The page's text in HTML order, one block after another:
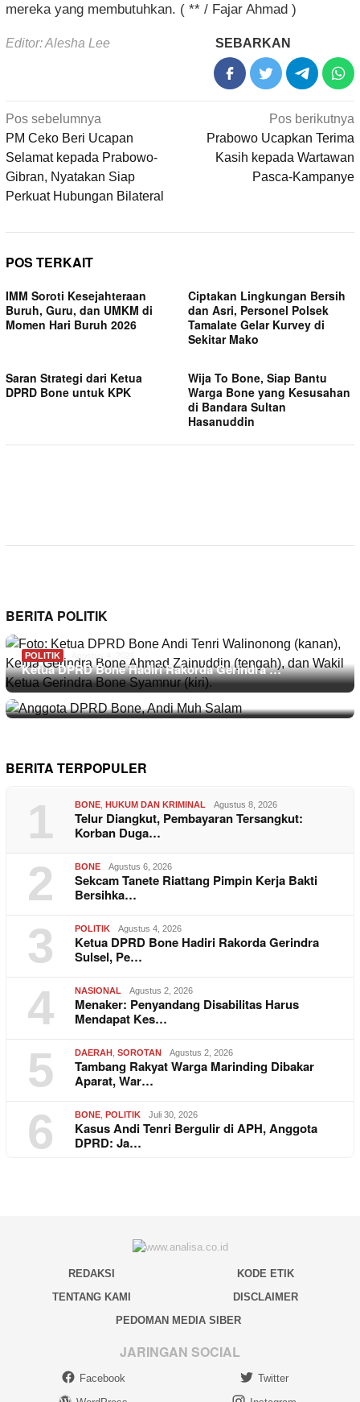
mereka yang membutuhkan. ( ** / Fajar Ahmad )
Editor: Alesha Lee SEBARKAN
Navigasi
pos
Pos sebelumnya
PM Ceko Beri Ucapan
Selamat kepada Prabowo-
Gibran, Nyatakan Siap
Perkuat Hubungan Bilateral
Pos berikutnya
Prabowo Ucapkan Terima
Kasih kepada Wartawan
Pasca-Kampanye
POS TERKAIT
IMM Soroti Kesejahteraan
Buruh, Guru, dan UMKM di
Momen Hari Buruh 2026
Ciptakan Lingkungan Bersih
dan Asri, Personel Polsek
Tamalate Gelar Kurvey di
Sekitar Mako
Saran Strategi dari Ketua
DPRD Bone untuk KPK
Wija To Bone, Siap Bantu
Warga Bone yang Kesusahan
di Bandara Sultan
Hasanuddin
BERITA POLITIK
POLITIK
Ketua DPRD Bone Hadiri Rakorda Gerindra …
BONE , POLITIK Juli 30, 2026
Kasus Andi Tenri Bergulir di APH, Anggot…
POLITIK November 9, 2025
ATW Hadiri Taklimat Nasional Gerindra, T…
POLITIK Juli 19, 2024
Keresahan Anak Muda di Tengah Pusaran Pi…
BERITA TERPOPULER
1 BONE HUKUM DAN KRIMINAL Agustus 8, 2026
Telur Diangkut, Pembayaran Tersangkut:
Korban Duga…
2 BONE Agustus 6, 2026
Sekcam Tanete Riattang Pimpin Kerja Bakti
Bersihka…
3 POLITIK Agustus 4, 2026
Ketua DPRD Bone Hadiri Rakorda Gerindra
Sulsel, Pe…
4 NASIONAL Agustus 2, 2026
Menaker: Penyandang Disabilitas Harus
Mendapat Kes…
5 DAERAH SOROTAN Agustus 2, 2026
Tambang Rakyat Warga Marinding Dibakar
Aparat, War…
6 BONE POLITIK Juli 30, 2026
Kasus Andi Tenri Bergulir di APH, Anggota
DPRD: Ja…
REDAKSI
KODE ETIK
TENTANG KAMI
DISCLAIMER
PEDOMAN MEDIA SIBER
JARINGAN SOCIAL
Facebook
Twitter